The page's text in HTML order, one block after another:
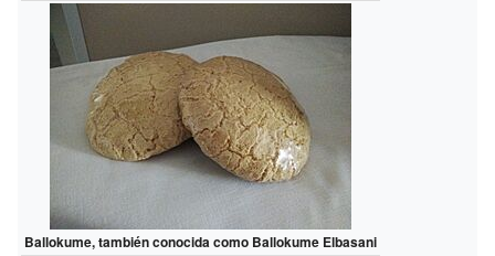
Ballokume, también conocida como Ballokume Elbasani